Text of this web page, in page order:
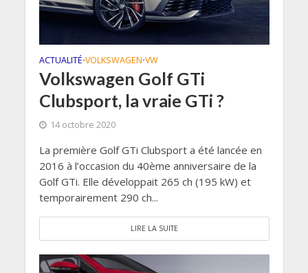
ACTUALITÉ•VOLKSWAGEN•VW
Volkswagen Golf GTi
Clubsport, la vraie GTi ?
14 octobre 2020
La première Golf GTi Clubsport a été lancée en
2016 à l’occasion du 40ème anniversaire de la
Golf GTi. Elle développait 265 ch (195 kW) et
temporairement 290 ch...
LIRE LA SUITE